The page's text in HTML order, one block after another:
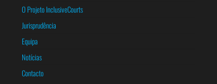
O Projeto InclusiveCourts
Jurisprudência
Equipa
Notícias
Contacto